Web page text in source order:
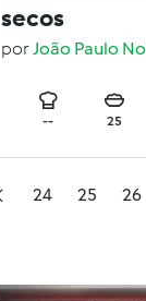
secos
porJoão Paulo
-- 25
24 25 26